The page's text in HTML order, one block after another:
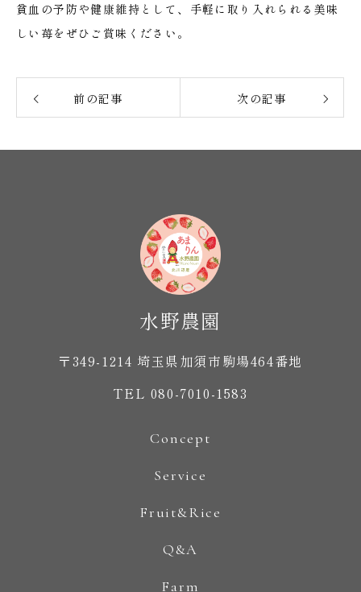
貧血の予防や健康維持として、手軽に取り入れられる美味
しい苺をぜひご賞味ください。
前の記事 次の記事
〒349-1214 埼玉県加須市駒場464番地
TEL 080-7010-1583
Concept
Service
Fruit&Rice
Q&A
Farm